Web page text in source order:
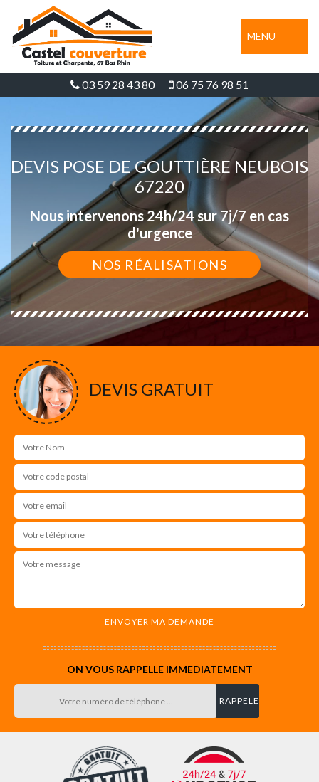
MENU
03 59 28 43 80 06 75 76 98 51
DEVIS POSE DE GOUTTIÈRE NEUBOIS
67220
Nous intervenons 24h/24 sur 7j/7 en cas
d'urgence
NOS RÉALISATIONS
DEVIS GRATUIT
ON VOUS RAPPELLE IMMEDIATEMENT